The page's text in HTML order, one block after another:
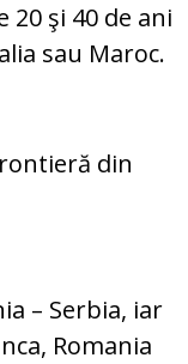
şi 40 de ani
sau Maroc.
din
– Serbia, iar
Romania